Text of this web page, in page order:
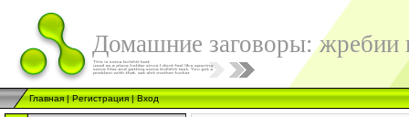
Домашние заговоры: жребии
Главная|Регистрация|Вход